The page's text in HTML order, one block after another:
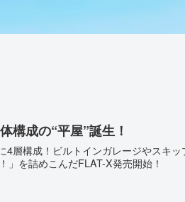
構成の“平屋”誕生！
層構成！ビルトインガレージやスキッ
」を詰めこんだFLAT-X発売開始！